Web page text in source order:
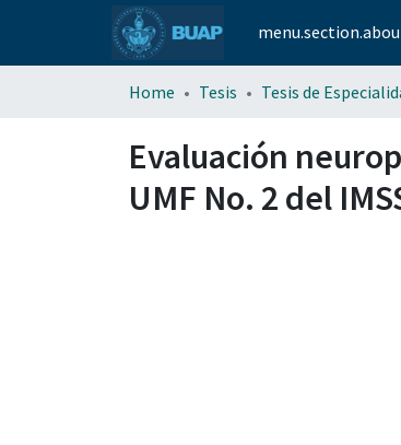
Home Tesis Tesis de
Evaluación
UMF No. 2 del